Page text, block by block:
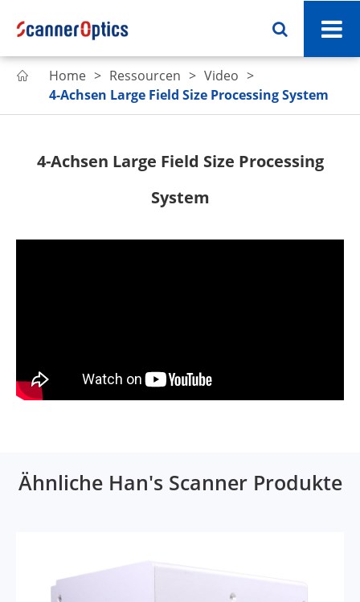
 Home Ressourcen
Video
4-Achsen Large Field Size Processing System
4-Achsen Large Field Size Processing
System
Ähnliche Han's Scanner Produkte